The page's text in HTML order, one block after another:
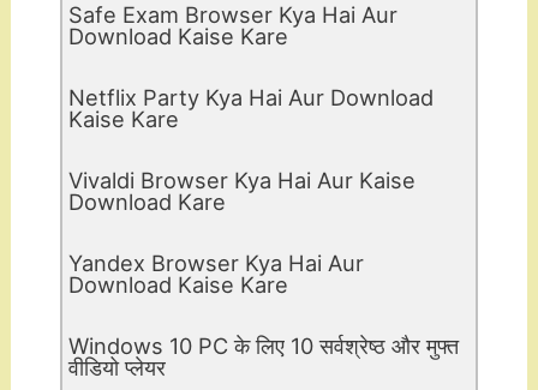
Safe Exam Browser Kya Hai Aur
Download Kaise Kare
Netflix Party Kya Hai Aur Download
Kaise Kare
Vivaldi Browser Kya Hai Aur Kaise
Download Kare
Yandex Browser Kya Hai Aur
Download Kaise Kare
Windows 10 PC के लिए 10 सर्वश्रेष्ठ और मुफ्त
वीडियो प्लेयर